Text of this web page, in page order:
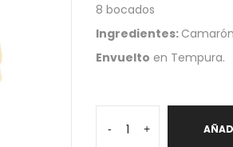
8 bocados
Ingredientes:
Envuelto en Tempura.
-
cantidad+